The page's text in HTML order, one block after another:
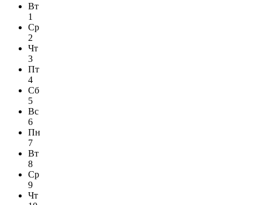
Вт
1
Ср
2
Чт
3
Пт
4
Сб
5
Вс
6
Пн
7
Вт
8
Ср
9
Чт